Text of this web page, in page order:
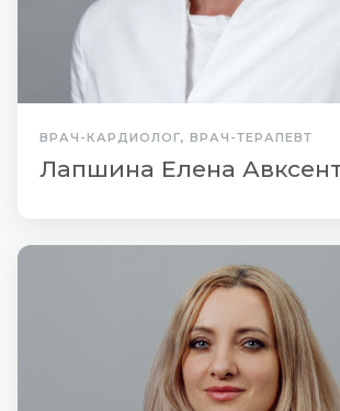
ВРАЧ-КАРДИОЛОГ, ВРАЧ-ТЕРАПЕВТ
Лапшина Елена